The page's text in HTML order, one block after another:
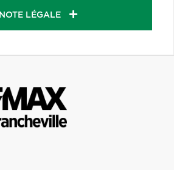
NOTE LÉGALE